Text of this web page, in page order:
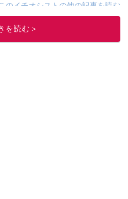
このイチオシストの他の記事を読む
を読む＞